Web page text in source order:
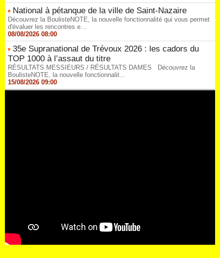
National à pétanque de la ville de Saint-Nazaire
Découvrez la BoulisteNOTE, la nouvelle fonctionnalité qui vous permet
d'évaluer les rencontres e...
08/08/2026 08:00
35e Supranational de Trévoux 2026 : les cadors du
TOP 1000 à l’assaut du titre
RÉSULTATS MESSIEURS / RÉSULTATS DAMES Découvrez la
BoulisteNOTE, la nouvelle fonctionnalit...
15/08/2026 09:00